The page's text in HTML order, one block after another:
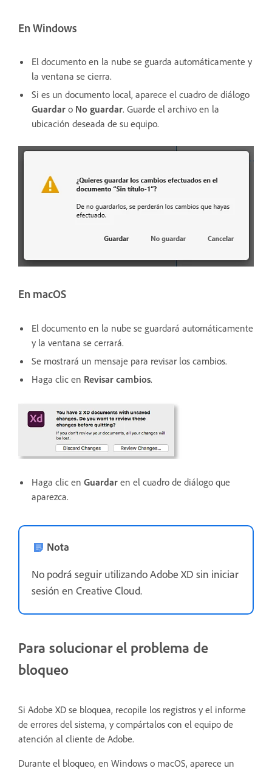
En Windows
El documento en la nube se guarda automáticamente y
la ventana se cierra.
Si es un documento local, aparece el cuadro de diálogo
Guardar o No guardar. Guarde el archivo en la
ubicación deseada de su equipo.
En macOS
El documento en la nube se guardará automáticamente
y la ventana se cerrará.
Se mostrará un mensaje para revisar los cambios.
Haga clic en Revisar cambios.
Haga clic en Guardar en el cuadro de diálogo que
aparezca.
Nota
No podrá seguir utilizando Adobe XD sin iniciar
sesión en Creative Cloud.
Para solucionar el problema de
bloqueo
Si Adobe XD se bloquea, recopile los registros y el informe
de errores del sistema, y compártalos con el equipo de
atención al cliente de Adobe.
Durante el bloqueo, en Windows o macOS, aparece un